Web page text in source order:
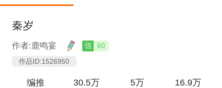
秦岁
作者:鹿鸣宴 信
60
作品ID:1526950
编推 30.5万 5万 16.9万